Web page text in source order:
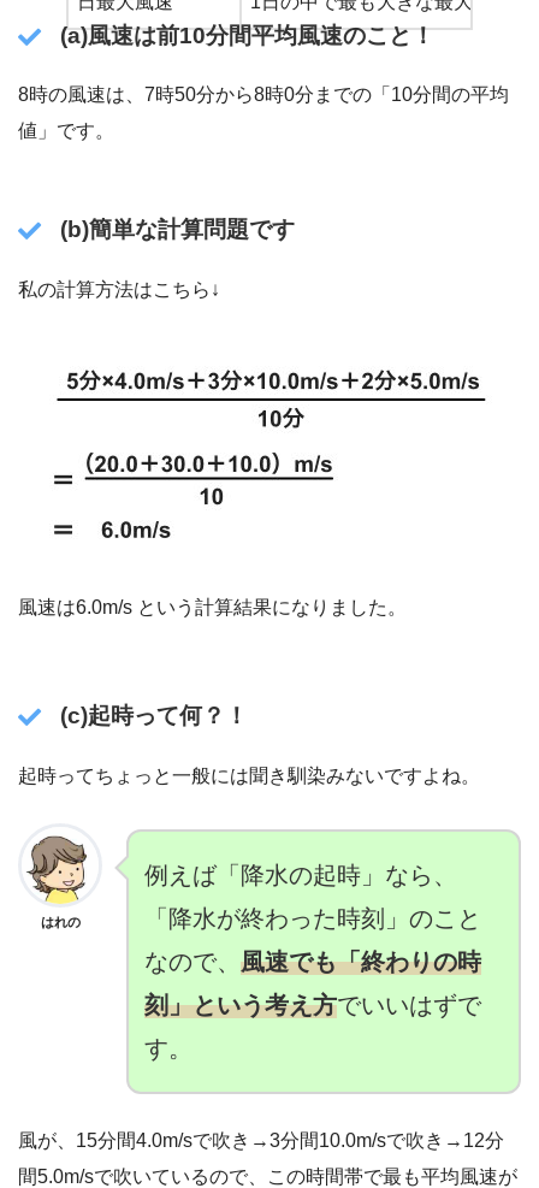
(a)風速は前10分間平均風速のこと！
8時の風速は、7時50分から8時0分までの「10分間の平均
値」です。
(b)簡単な計算問題です
私の計算方法はこちら↓
風速は6.0m/s という計算結果になりました。
(c)起時って何？！
起時ってちょっと一般には聞き馴染みないですよね。
はれの
例えば「降水の起時」なら、
「降水が終わった時刻」のこと
なので、 風速でも「終わりの時
刻」という考え方でいいはずで
す。
風が、15分間4.0m/sで吹き→3分間10.0m/sで吹き→12分
間5.0m/sで吹いているので、この時間帯で最も平均風速が